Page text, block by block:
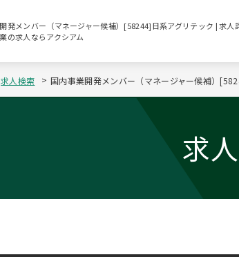
発メンバー（マネージャー候補）[58244]日系アグリテック | 求人
の求人ならアクシアム
求人検索 国内事業開発メンバー（マネージャー候補）
求